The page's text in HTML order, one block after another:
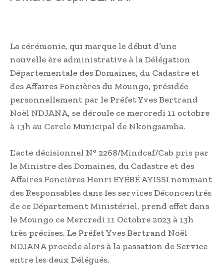
La cérémonie, qui marque le début d’une
nouvelle ère administrative à la Délégation
Départementale des Domaines, du Cadastre et
des Affaires Foncières du Moungo, présidée
personnellement par le Préfet Yves Bertrand
Noël NDJANA, se déroule ce mercredi 11 octobre
à 13h au Cercle Municipal de Nkongsamba.
L’acte décisionnel N° 2268/Mindcaf/Cab pris par
le Ministre des Domaines, du Cadastre et des
Affaires Foncières Henri EYÉBÉ AYISSI nommant
des Responsables dans les services Déconcentrés
de ce Département Ministériel, prend effet dans
le Moungo ce Mercredi 11 Octobre 2023 à 13h
très précises. Le Préfet Yves Bertrand Noël
NDJANA procède alors à la passation de Service
entre les deux Délégués.